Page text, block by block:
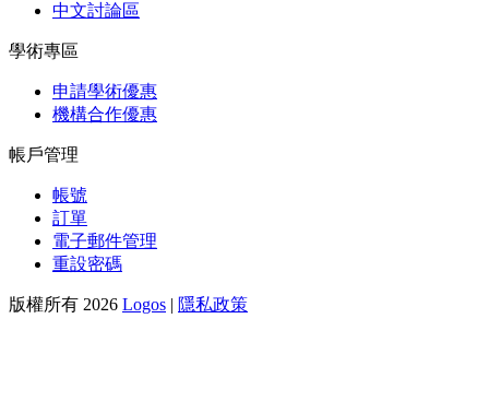
中文討論區
學術專區
申請學術優惠
機構合作優惠
帳戶管理
帳號
訂單
電子郵件管理
重設密碼
版權所有 2026 Logos | 隱私政策